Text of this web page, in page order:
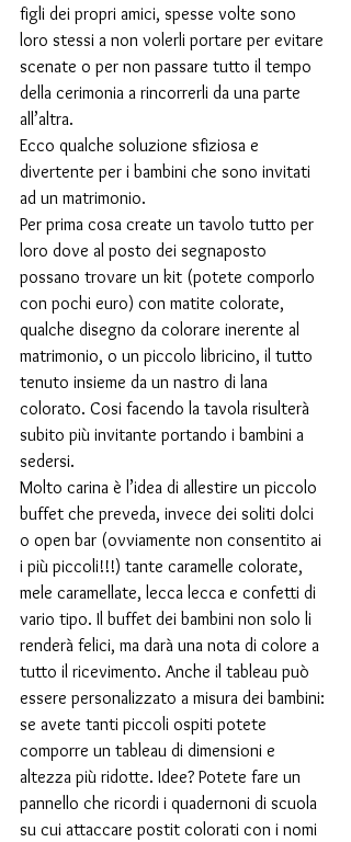
figli dei propri amici, spesse volte sono
loro stessi a non volerli portare per evitare
scenate o per non passare tutto il tempo
della cerimonia a rincorrerli da una parte
all’altra.
Ecco qualche soluzione sfiziosa e
divertente per i bambini che sono invitati
ad un matrimonio.
Per prima cosa create un tavolo tutto per
loro dove al posto dei segnaposto
possano trovare un kit (potete comporlo
con pochi euro) con matite colorate,
qualche disegno da colorare inerente al
matrimonio, o un piccolo libricino, il tutto
tenuto insieme da un nastro di lana
colorato. Cosi facendo la tavola risulterà
subito più invitante portando i bambini a
sedersi.
Molto carina è l’idea di allestire un piccolo
buffet che preveda, invece dei soliti dolci
o open bar (ovviamente non consentito ai
i più piccoli!!!) tante caramelle colorate,
mele caramellate, lecca lecca e confetti di
vario tipo. Il buffet dei bambini non solo li
renderà felici, ma darà una nota di colore a
tutto il ricevimento. Anche il tableau può
essere personalizzato a misura dei bambini:
se avete tanti piccoli ospiti potete
comporre un tableau di dimensioni e
altezza più ridotte. Idee? Potete fare un
pannello che ricordi i quadernoni di scuola
su cui attaccare postit colorati con i nomi